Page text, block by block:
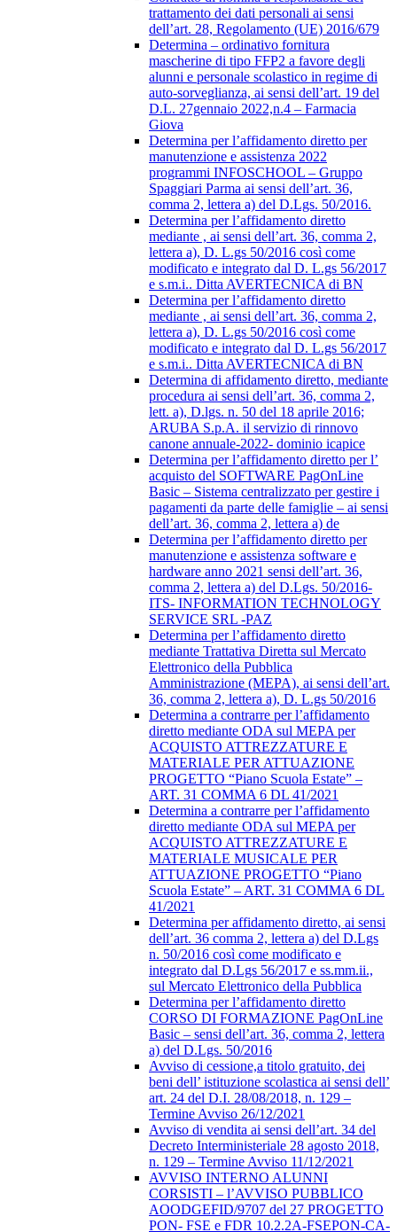
trattamento dei dati personali ai sensi
dell’art. 28, Regolamento (UE) 2016/679
Determina – ordinativo fornitura
mascherine di tipo FFP2 a favore degli
alunni e personale scolastico in regime di
auto-sorveglianza, ai sensi dell’art. 19 del
D.L. 27gennaio 2022,n.4 – Farmacia
Giova
Determina per l’affidamento diretto per
manutenzione e assistenza 2022
programmi INFOSCHOOL – Gruppo
Spaggiari Parma ai sensi dell’art. 36,
comma 2, lettera a) del D.Lgs. 50/2016.
Determina per l’affidamento diretto
mediante , ai sensi dell’art. 36, comma 2,
lettera a), D. L.gs 50/2016 così come
modificato e integrato dal D. L.gs 56/2017
e s.m.i.. Ditta AVERTECNICA di BN
Determina per l’affidamento diretto
mediante , ai sensi dell’art. 36, comma 2,
lettera a), D. L.gs 50/2016 così come
modificato e integrato dal D. L.gs 56/2017
e s.m.i.. Ditta AVERTECNICA di BN
Determina di affidamento diretto, mediante
procedura ai sensi dell’art. 36, comma 2,
lett. a), D.lgs. n. 50 del 18 aprile 2016;
ARUBA S.p.A. il servizio di rinnovo
canone annuale-2022- dominio icapice
Determina per l’affidamento diretto per l’
acquisto del SOFTWARE PagOnLine
Basic – Sistema centralizzato per gestire i
pagamenti da parte delle famiglie – ai sensi
dell’art. 36, comma 2, lettera a) de
Determina per l’affidamento diretto per
manutenzione e assistenza software e
hardware anno 2021 sensi dell’art. 36,
comma 2, lettera a) del D.Lgs. 50/2016-
ITS- INFORMATION TECHNOLOGY
SERVICE SRL -PAZ
Determina per l’affidamento diretto
mediante Trattativa Diretta sul Mercato
Elettronico della Pubblica
Amministrazione (MEPA), ai sensi dell’art.
36, comma 2, lettera a), D. L.gs 50/2016
Determina a contrarre per l’affidamento
diretto mediante ODA sul MEPA per
ACQUISTO ATTREZZATURE E
MATERIALE PER ATTUAZIONE
PROGETTO “Piano Scuola Estate” –
ART. 31 COMMA 6 DL 41/2021
Determina a contrarre per l’affidamento
diretto mediante ODA sul MEPA per
ACQUISTO ATTREZZATURE E
MATERIALE MUSICALE PER
ATTUAZIONE PROGETTO “Piano
Scuola Estate” – ART. 31 COMMA 6 DL
41/2021
Determina per affidamento diretto, ai sensi
dell’art. 36 comma 2, lettera a) del D.Lgs
n. 50/2016 così come modificato e
integrato dal D.Lgs 56/2017 e ss.mm.ii.,
sul Mercato Elettronico della Pubblica
Determina per l’affidamento diretto
CORSO DI FORMAZIONE PagOnLine
Basic – sensi dell’art. 36, comma 2, lettera
a) del D.Lgs. 50/2016
Avviso di cessione,a titolo gratuito, dei
beni dell’ istituzione scolastica ai sensi dell’
art. 24 del D.I. 28/08/2018, n. 129 –
Termine Avviso 26/12/2021
Avviso di vendita ai sensi dell’art. 34 del
Decreto Interministeriale 28 agosto 2018,
n. 129 – Termine Avviso 11/12/2021
AVVISO INTERNO ALUNNI
CORSISTI – l’AVVISO PUBBLICO
AOODGEFID/9707 del 27 PROGETTO
PON- FSE e FDR 10.2.2A-FSEPON-CA-